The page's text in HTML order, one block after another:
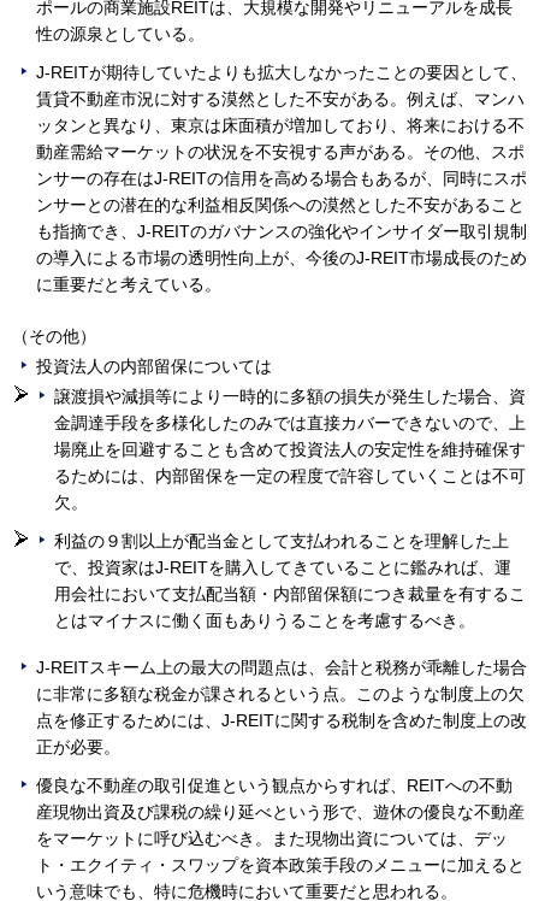
ポールの商業施設REITは、大規模な開発やリニューアルを成長
性の源泉としている。
J-REITが期待していたよりも拡大しなかったことの要因として、
賃貸不動産市況に対する漠然とした不安がある。例えば、マンハ
ッタンと異なり、東京は床面積が増加しており、将来における不
動産需給マーケットの状況を不安視する声がある。その他、スポ
ンサーの存在はJ-REITの信用を高める場合もあるが、同時にスポ
ンサーとの潜在的な利益相反関係への漠然とした不安があること
も指摘でき、J-REITのガバナンスの強化やインサイダー取引規制
の導入による市場の透明性向上が、今後のJ-REIT市場成長のため
に重要だと考えている。
（その他）
投資法人の内部留保については
譲渡損や減損等により一時的に多額の損失が発生した場合、資
金調達手段を多様化したのみでは直接カバーできないので、上
場廃止を回避することも含めて投資法人の安定性を維持確保す
るためには、内部留保を一定の程度で許容していくことは不可
欠。
利益の９割以上が配当金として支払われることを理解した上
で、投資家はJ-REITを購入してきていることに鑑みれば、運
用会社において支払配当額・内部留保額につき裁量を有するこ
とはマイナスに働く面もありうることを考慮するべき。
J-REITスキーム上の最大の問題点は、会計と税務が乖離した場合
に非常に多額な税金が課されるという点。このような制度上の欠
点を修正するためには、J-REITに関する税制を含めた制度上の改
正が必要。
優良な不動産の取引促進という観点からすれば、REITへの不動
産現物出資及び課税の繰り延べという形で、遊休の優良な不動産
をマーケットに呼び込むべき。また現物出資については、デッ
ト・エクイティ・スワップを資本政策手段のメニューに加えると
いう意味でも、特に危機時において重要だと思われる。